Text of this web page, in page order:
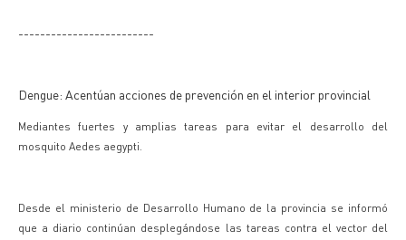
-------------------------
Dengue: Acentúan acciones de prevención en el interior provincial
Mediantes fuertes y amplias tareas para evitar el desarrollo del
mosquito Aedes aegypti.
Desde el ministerio de Desarrollo Humano de la provincia se informó
que a diario continúan desplegándose las tareas contra el vector del